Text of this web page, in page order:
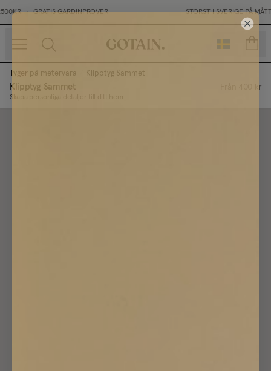
• GRATIS GARDINPROVER STÖRST I SVERIGE PÅ
Tyger på metervara Klipptyg Sammet
Klipptyg Sammet
Skapa personliga detaljer till ditt hem
400 kr